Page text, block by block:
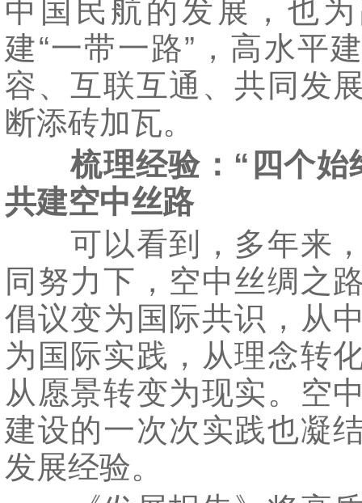
中国民航的发展，也
建“一带一路”，高水平
容、互联互通、共同发
断添砖加瓦。
梳理经验：“四个始
共建空中丝路
可以看到，多年来，
同努力下，空中丝绸之
倡议变为国际共识，从
为国际实践，从理念转
从愿景转变为现实。空
建设的一次次实践也凝
发展经验。